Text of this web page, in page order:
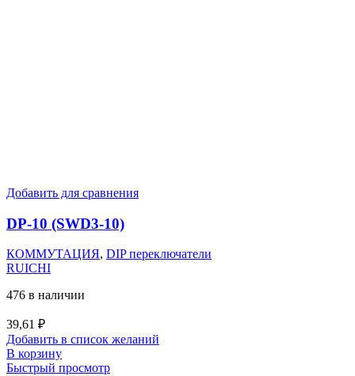
Добавить для сравнения
DP-10 (SWD3-10)
КОММУТАЦИЯ, DIP переключатели
RUICHI
476 в наличии
39,61 ₽
Добавить в список желаний
В корзину
Быстрый просмотр